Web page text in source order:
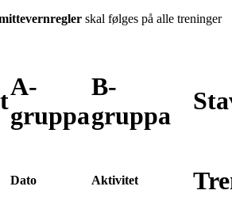
skal følges på alle treninger
A-
gruppa
B-
gruppa
Dato Aktivitet